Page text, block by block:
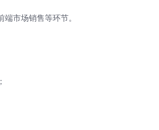
市场销售等环节。